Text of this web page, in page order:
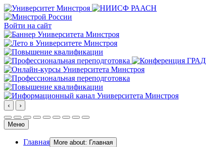
Войти на сайт
‹ ›
Меню
Главная More about: Главная